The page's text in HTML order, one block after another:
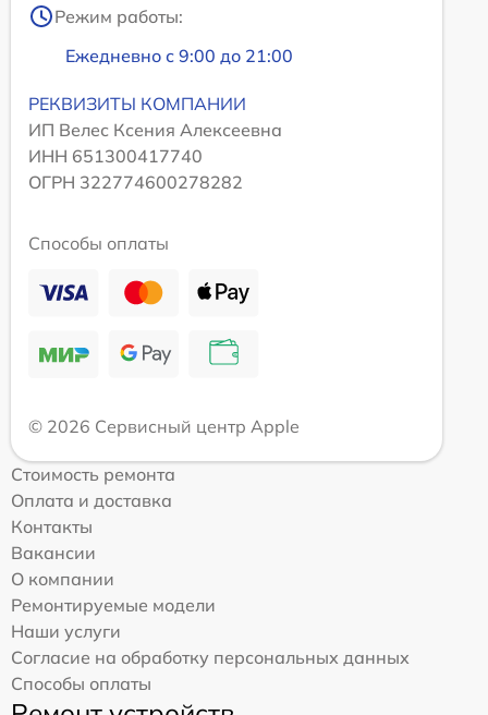
Режим работы:
Ежедневно с 9:00 до 21:00
РЕКВИЗИТЫ КОМПАНИИ
ИП Велес Ксения Алексеевна
ИНН 651300417740
ОГРН 322774600278282
Способы оплаты
© 2026 Сервисный центр Apple
Стоимость ремонта
Оплата и доставка
Контакты
Вакансии
О компании
Ремонтируемые модели
Наши услуги
Согласие на обработку персональных данных
Способы оплаты